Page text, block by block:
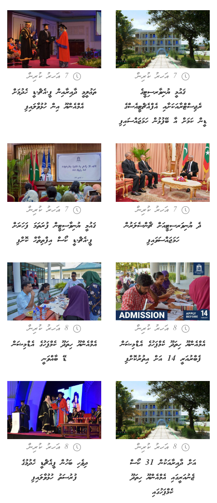
7 އަހރު ކުރިން
ޤައުމީ ޔުނިވާރސިޓީގެ
ރެޖިސްޓްރާއަކަށާއި އެފްއެޗްޓީއެސްގެ
ޑީން ކަމަށް އާ ބޭފުޅުން ހަމަޖައްސައިފި
7 އަހރު ކުރިން
ތަޢުލީމީ ދާއިރާއިން ޕީ.އެޗް.ޑީ ހެދުމަށް
އެމްއެންޔޫ އިން ހުޅުވާލައިފި
7 އަހރު ކުރިން
ދެ ޔުނިވަރސިޓީއަށް ޗާންސެލަރުން
ހަމަޖައްސަވައިފި
7 އަހރު ކުރިން
ޤައުމީ ޔުނިވާސިޓީން ފުރަތަމަ ފަހަރަށް
ޕީ.އެޗް.ޑީ ކޯސް އިފްތިތާޙް ކޮށްފި
8 އަހރު ކުރިން
އެމްއެންޔޫ ހިތަދޫ ކެމްޕަހުގެ އެޑްމިޝަން
ފެބްރުއަރީ 14 އަށް އިތުރުކޮށްފި
8 އަހރު ކުރިން
އެމްއެންޔޫ ހިތަދޫ ކެމްޕަހުގެ އެޑްމިޝަން
ޑޭ ބާއްވަނީ
8 އަހރު ކުރިން
އަށް ދާއިރާއަކުން 31 ކޯސް
ޖެނުއަރީގައި އެމްއެންޔޫ ހިތަދޫ
ކެމްޕަހުގައި
8 އަހރު ކުރިން
ދިވެހި ބަހުން ޕީއެޗްޑީ ހެދުމުގެ
ފުރުސަތު ހުޅުވާލައިފި